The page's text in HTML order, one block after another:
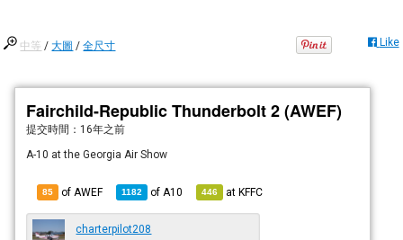
中等 /大圖 /全尺寸 Like
Fairchild-Republic Thunderbolt 2 (AWEF)
提交時間： 16年之前
A-10 at the Georgia Air Show
85 of AWEF 1182 of A10 446 atKFFC
charterpilot208